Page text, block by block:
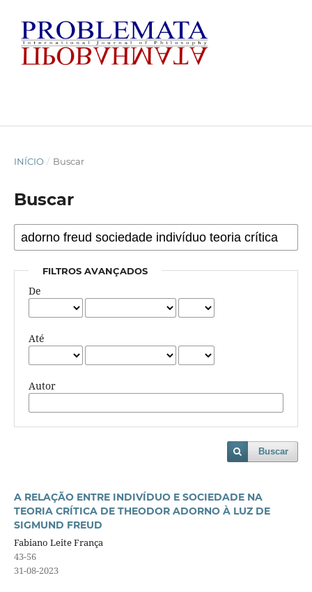
INÍCIO / Buscar
Buscar
FILTROS AVANÇADOS
De
Até
Autor
Buscar
A RELAÇÃO ENTRE INDIVÍDUO E SOCIEDADE NA
TEORIA CRÍTICA DE THEODOR ADORNO À LUZ DE
SIGMUND FREUD
Fabiano Leite França
43-56
31-08-2023